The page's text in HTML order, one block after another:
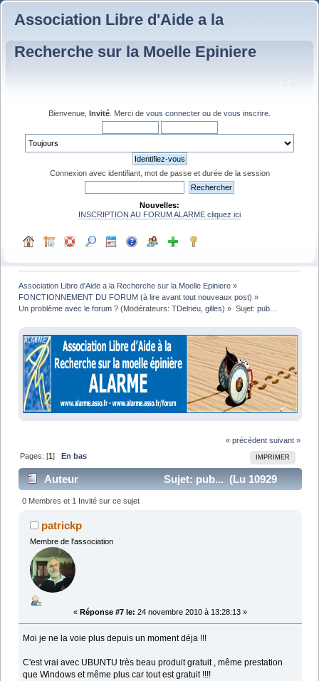
Association Libre d'Aide a la
Recherche sur la Moelle Epiniere
Bienvenue, Invité . Merci de vous connecter ou de vous inscrire
Connexion avec identifiant, mot de passe et durée de la session
Nouvelles:
INSCRIPTION AU FORUM ALARME cliquez ici
Association Libre d'Aide a la Recherche sur la Moelle Epiniere »
FONCTIONNEMENT DU FORUM (à lire avant tout nouveaux post) »
Un problème avec le forum ? (Modérateurs:TDelrieu ,gilles) » Sujet: pub...
« précédent suivant »
IMPRIMER
Pages: [1] En bas
Auteur
Sujet: pub... (Lu 10929
fois)
0 Membres et 1 Invité sur ce sujet
patrickp
Membre de l'association
« Réponse #7 le: 24 novembre 2010 à 13:28:13 »
Moi je ne la voie plus depuis un moment déja !!!
C'est vrai avec UBUNTU très beau produit gratuit , même prestation
que Windows et même plus car tout est gratuit !!!!